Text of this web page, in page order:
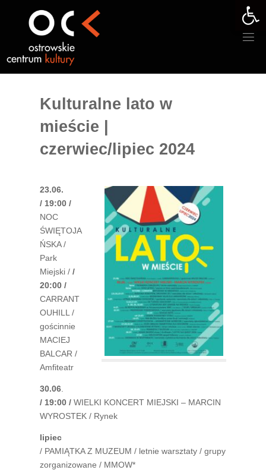
Kulturalne lato w
mieście |
czerwiec/lipiec 2024
23.06.
/ 19:00 /
NOC
ŚWIĘTOJA
ŃSKA /
Park
Miejski //
20:00 /
CARRANT
OUHILL /
gościnnie
MACIEJ
BALCAR /
Amfiteatr
30.06.
/ 19:00 / WIELKI KONCERT MIEJSKI – MARCIN
WYROSTEK / Rynek
lipiec
/ PAMIĄTKA Z MUZEUM / letnie warsztaty / grupy
zorganizowane / MMOW*